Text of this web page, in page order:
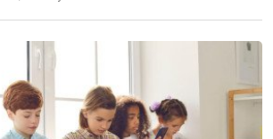
druhý termín v ten istý deň, aby uspokojili